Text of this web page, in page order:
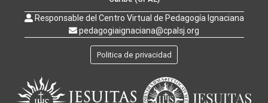
Responsable del Centro Virtual de Pedagogía Ignaciana
pedagogiaignaciana@cpalsj.org
Politica de privacidad